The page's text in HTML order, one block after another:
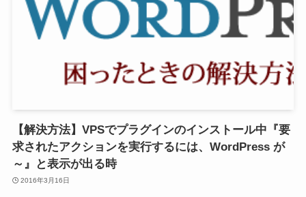
【解決方法】VPSでプラグインのインストール中『要
求されたアクションを実行するには、WordPress が
～』と表示が出る時
2016年3月16日